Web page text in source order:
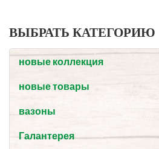
ВЫБРАТЬ КАТЕГОРИЮ
новые коллекция
новые товары
вазоны
Галантерея